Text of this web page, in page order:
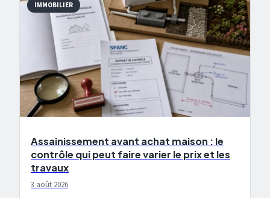
IMMOBILIER
Assainissement avant achat maison : le
contrôle qui peut faire varier le prix et les
travaux
3 août 2026